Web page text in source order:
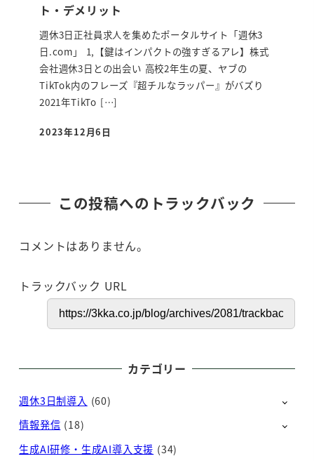
ト・デメリット
週休3日正社員求人を集めたポータルサイト「週休3
日.com」 1,【鍵はインパクトの強すぎるアレ】株式
会社週休3日との出会い 高校2年生の夏、ヤブの
TikTok内のフレーズ『超チルなラッパー』がバズり
2021年TikTo […]
投稿日
2023年12月6日
この投稿へのトラックバック
コメントはありません。
トラックバック URL
カテゴリー
週休3日制導入 (60)
情報発信 (18)
生成AI研修・生成AI導入支援 (34)